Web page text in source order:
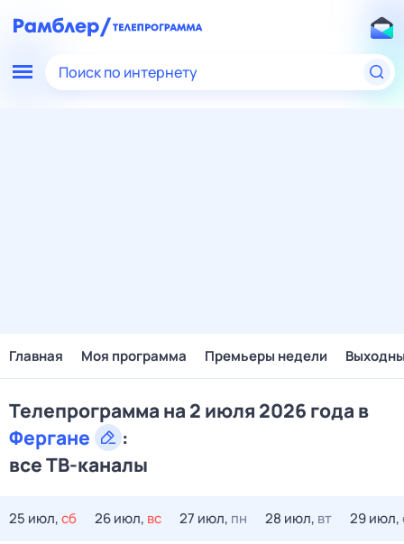
Поиск по интернету
Главная Моя программа Премьеры недели
Телепрограмма на 2 июля 2026 года в
Фергане
:
все ТВ-каналы
25 июл,сб 26 июл, вс 27 июл, пн 28 июл, вт 29 июл,